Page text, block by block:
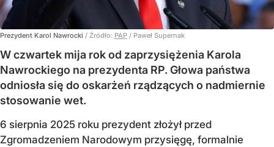
Prezydent Karol Nawrocki / Źródło: PAP / Paweł Supernak
W czwartek mija rok od zaprzysiężenia Karola
Nawrockiego na prezydenta RP. Głowa państwa
odniosła się do oskarżeń rządzących o nadmiernie
stosowanie wet.
6 sierpnia 2025 roku prezydent złożył przed
Zgromadzeniem Narodowym przysięgę, formalnie